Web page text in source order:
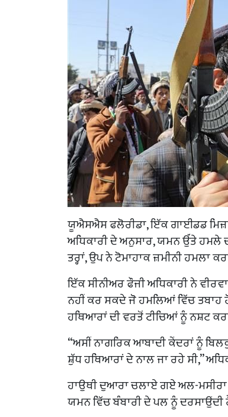
ਯੂਐਸਐਸ ਫਲੋਰੀਡਾ, ਇੱਕ ਗਾਈਡਡ
ਅਧਿਕਾਰੀ ਦੇ ਅਨੁਸਾਰ, ਯਮਨ ਉੱਤੇ ਹਮਲੇ
ਤਰ੍ਹਾਂ, ਉਪ ਨੇ ਟੋਮਾਹਾਕ ਜ਼ਮੀਨੀ ਹਮਲਾ
ਇੱਕ ਸੀਨੀਅਰ ਫੌਜੀ ਅਧਿਕਾਰੀ ਨੇ
ਨਹੀਂ ਕਰ ਸਕਦੇ ਜੋ ਹਮਲਿਆਂ ਵਿੱਚ
ਹਥਿਆਰਾਂ ਦੀ ਵਰਤੋਂ ਟੀਚਿਆਂ ਨੂੰ ਨਸ਼ਟ
“ਅਸੀਂ ਨਾਗਰਿਕ ਆਬਾਦੀ ਕੇਂਦਰਾਂ ਨੂੰ
ਸ਼ੁੱਧ ਹਥਿਆਰਾਂ ਦੇ ਨਾਲ ਜਾ ਰਹੇ ਸੀ,”
ਹਾਉਥੀ ਦੁਆਰਾ ਚਲਾਏ ਗਏ ਅਲ-ਮਸੀਰਾ
ਯਮਨ ਵਿੱਚ ਬੰਬਾਰੀ ਦੇ ਪਲ ਨੂੰ ਦਰਸਾਉਂਦੀ